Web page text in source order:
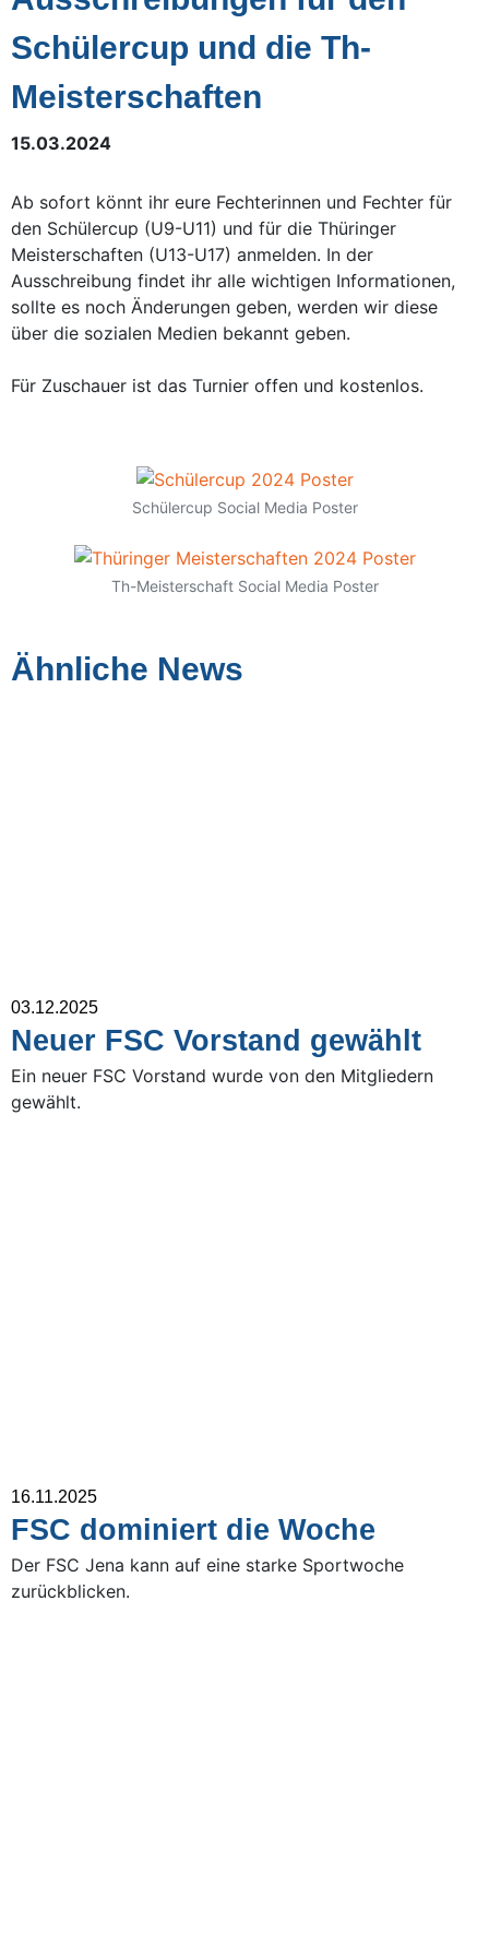
Schülercup und die Th-
Meisterschaften
15.03.2024
Ab sofort könnt ihr eure Fechterinnen und Fechter für
den Schülercup (U9-U11) und für die Thüringer
Meisterschaften (U13-U17) anmelden. In der
Ausschreibung findet ihr alle wichtigen Informationen,
sollte es noch Änderungen geben, werden wir diese
über die sozialen Medien bekannt geben.
Für Zuschauer ist das Turnier offen und kostenlos.
Schülercup Social Media Poster
Th-Meisterschaft Social Media Poster
Ähnliche News
03.12.2025
Neuer FSC Vorstand gewählt
Ein neuer FSC Vorstand wurde von den Mitgliedern
gewählt.
16.11.2025
FSC dominiert die Woche
Der FSC Jena kann auf eine starke Sportwoche
zurückblicken.